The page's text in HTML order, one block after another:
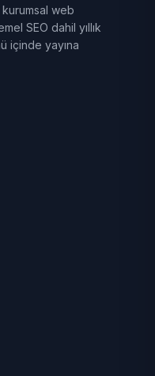
web
SEO dahil yıllık
içinde yayına